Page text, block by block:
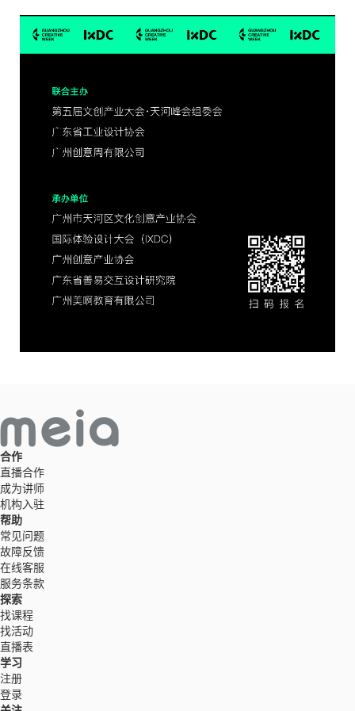
合作
直播合作
成为讲师
机构入驻
帮助
常见问题
故障反馈
在线客服
服务条款
探索
找课程
找活动
直播表
学习
注册
登录